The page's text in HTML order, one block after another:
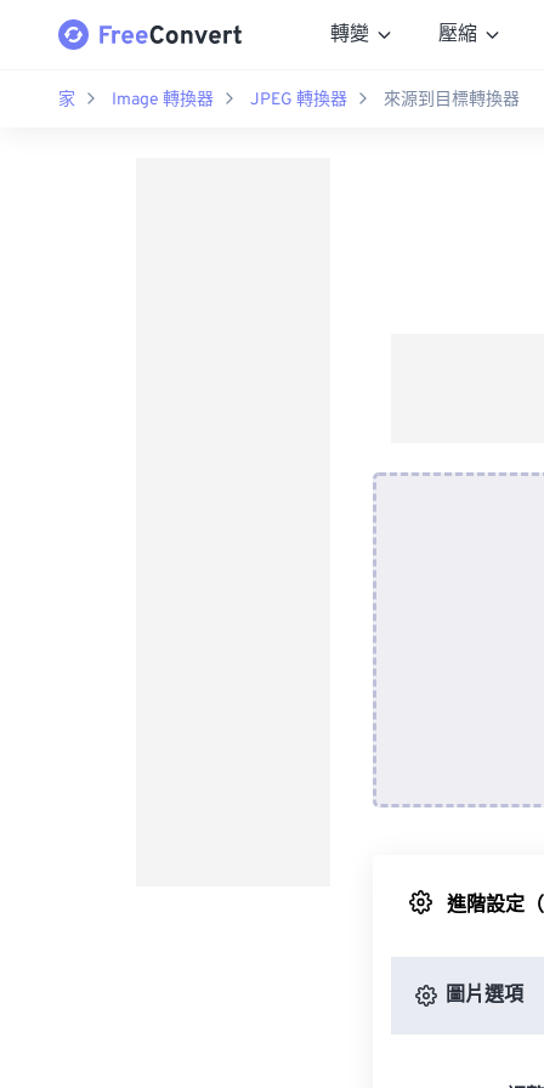
轉變 壓縮
家 Image 轉換器 JPEG 轉換器 來源到目標轉換器
進階設定
圖片選項